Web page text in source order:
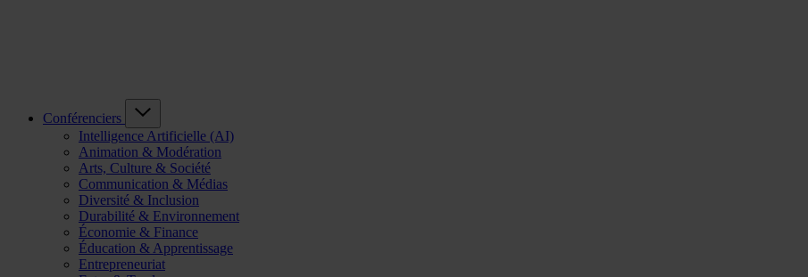
Conférenciers
Intelligence Artificielle (AI)
Animation & Modération
Arts, Culture & Société
Communication & Médias
Diversité & Inclusion
Durabilité & Environnement
Économie & Finance
Éducation & Apprentissage
Entrepreneuriat